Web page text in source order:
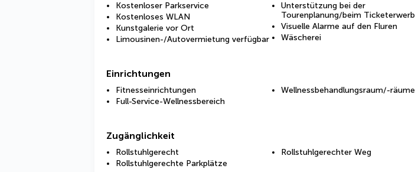
Kostenloser Parkservice
Kostenloses WLAN
Kunstgalerie vor Ort
Limousinen-/Autovermietung verfügbar
Unterstützung bei der
Tourenplanung/beim Ticketerwerb
Visuelle Alarme auf den Fluren
Wäscherei
Einrichtungen
Fitnesseinrichtungen
Full-Service-Wellnessbereich
Wellnessbehandlungsraum/-räume
Zugänglichkeit
Rollstuhlgerecht
Rollstuhlgerechte Parkplätze
Rollstuhlgerechter Weg